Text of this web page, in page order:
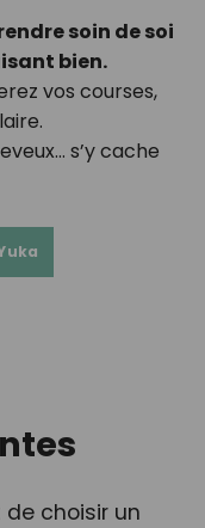
soin de soi
bien.
vos courses,
s’y cache
choisir un